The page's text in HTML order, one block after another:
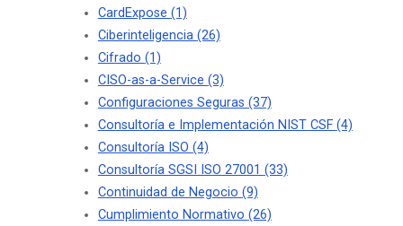
CardExpose (1)
Ciberinteligencia (26)
Cifrado (1)
CISO-as-a-Service (3)
Configuraciones Seguras (37)
Consultoría e Implementación NIST CSF (4)
Consultoría ISO (4)
Consultoría SGSI ISO 27001 (33)
Continuidad de Negocio (9)
Cumplimiento Normativo (26)